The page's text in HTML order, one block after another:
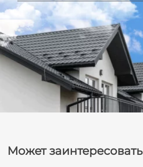
Может заинтересовать